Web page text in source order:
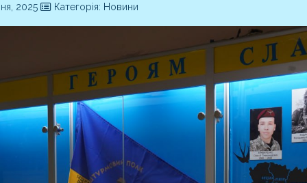
2025 Категорія: Новини